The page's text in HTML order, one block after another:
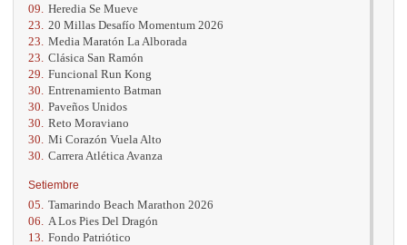
09. Heredia Se Mueve
23. 20 Millas Desafío Momentum 2026
23. Media Maratón La Alborada
23. Clásica San Ramón
29. Funcional Run Kong
30. Entrenamiento Batman
30. Paveños Unidos
30. Reto Moraviano
30. Mi Corazón Vuela Alto
30. Carrera Atlética Avanza
Setiembre
05. Tamarindo Beach Marathon 2026
06.
A Los Pies Del Dragón
13. Fondo Patriótico